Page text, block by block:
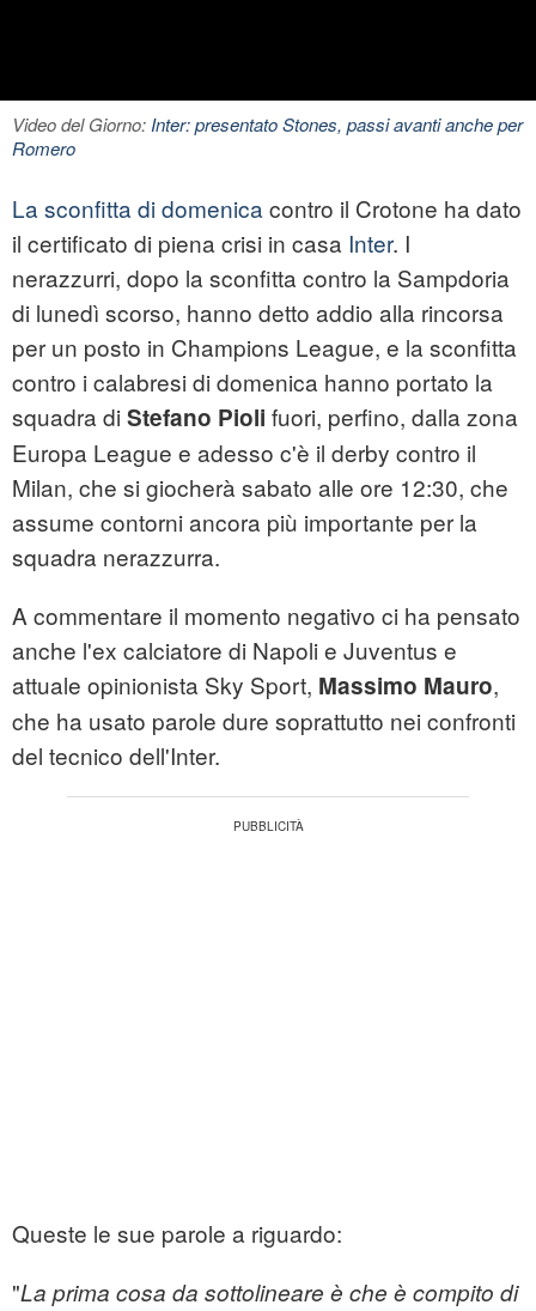
Video del Giorno:Inter: presentato Stones, passi avanti anche per
Romero
La sconfitta di domenica contro il Crotone ha dato
il certificato di piena crisi in casa Inter. I
nerazzurri, dopo la sconfitta contro la Sampdoria
di lunedì scorso, hanno detto addio alla rincorsa
per un posto in Champions League, e la sconfitta
contro i calabresi di domenica hanno portato la
squadra di Stefano Pioli fuori, perfino, dalla zona
Europa League e adesso c'è il derby contro il
Milan, che si giocherà sabato alle ore 12:30, che
assume contorni ancora più importante per la
squadra nerazzurra.
A commentare il momento negativo ci ha pensato
anche l'ex calciatore di Napoli e Juventus e
attuale opinionista Sky Sport, Massimo Mauro,
che ha usato parole dure soprattutto nei confronti
del tecnico dell'Inter.
Queste le sue parole a riguardo:
"La prima cosa da sottolineare è che è compito di